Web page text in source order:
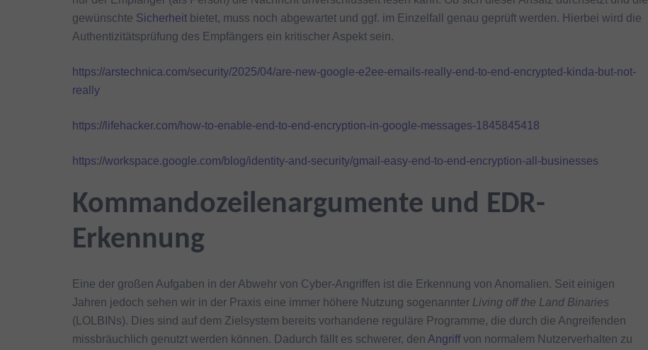
gewünschte Sicherheit bietet, muss noch abgewartet und ggf. im Einzelfall genau geprüft werden. Hierbei wird die
Authentizitätsprüfung des Empfängers ein kritischer Aspekt sein.
https://arstechnica.com/security/2025/04/are-new-google-e2ee-emails-really-end-to-end-encrypted-kinda-but-not-
really
https://lifehacker.com/how-to-enable-end-to-end-encryption-in-google-messages-1845845418
https://workspace.google.com/blog/identity-and-security/gmail-easy-end-to-end-encryption-all-businesses
Kommandozeilenargumente und EDR-
Erkennung
Eine der großen Aufgaben in der Abwehr von Cyber-Angriffen ist die Erkennung von Anomalien. Seit einigen
Jahren jedoch sehen wir in der Praxis eine immer höhere Nutzung sogenannter Living off the Land Binaries
(LOLBINs). Dies sind auf dem Zielsystem bereits vorhandene reguläre Programme, die durch die Angreifenden
missbräuchlich genutzt werden können. Dadurch fällt es schwerer, den Angriffvon normalem Nutzerverhalten zu